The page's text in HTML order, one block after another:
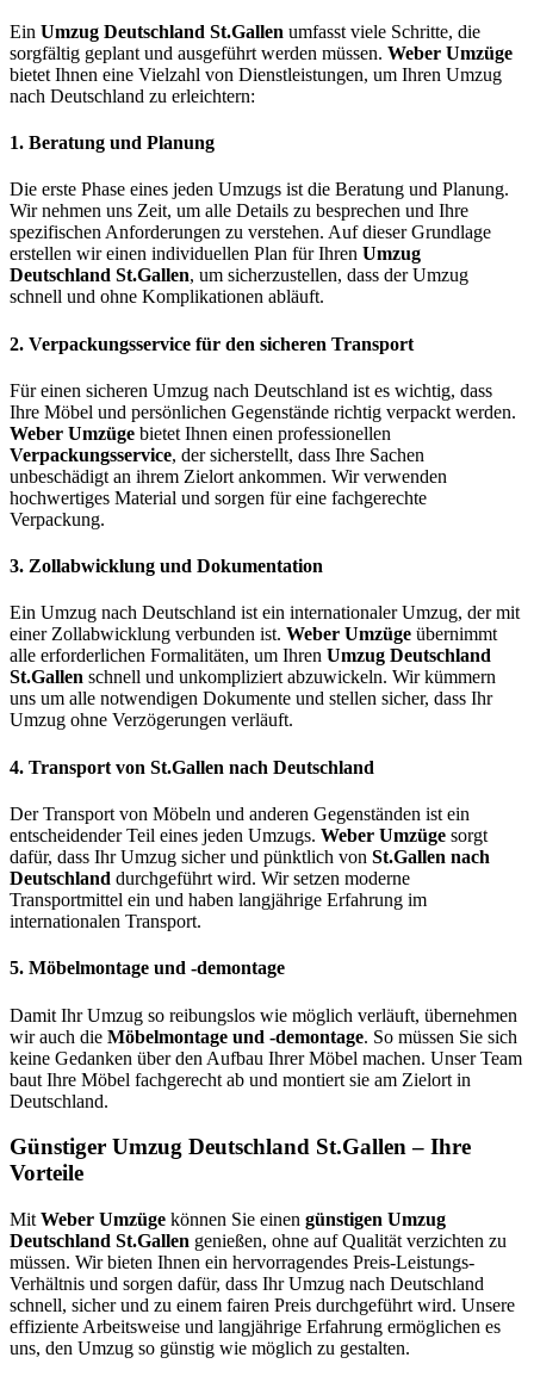
Ein Umzug Deutschland St.Gallen umfasst viele Schritte, die
sorgfältig geplant und ausgeführt werden müssen. Weber Umzüge
bietet Ihnen eine Vielzahl von Dienstleistungen, um Ihren Umzug
nach Deutschland zu erleichtern:
1. Beratung und Planung
Die erste Phase eines jeden Umzugs ist die Beratung und Planung.
Wir nehmen uns Zeit, um alle Details zu besprechen und Ihre
spezifischen Anforderungen zu verstehen. Auf dieser Grundlage
erstellen wir einen individuellen Plan für Ihren Umzug
Deutschland St.Gallen, um sicherzustellen, dass der Umzug
schnell und ohne Komplikationen abläuft.
2. Verpackungsservice für den sicheren Transport
Für einen sicheren Umzug nach Deutschland ist es wichtig, dass
Ihre Möbel und persönlichen Gegenstände richtig verpackt werden.
Weber Umzüge bietet Ihnen einen professionellen
Verpackungsservice, der sicherstellt, dass Ihre Sachen
unbeschädigt an ihrem Zielort ankommen. Wir verwenden
hochwertiges Material und sorgen für eine fachgerechte
Verpackung.
3. Zollabwicklung und Dokumentation
Ein Umzug nach Deutschland ist ein internationaler Umzug, der mit
einer Zollabwicklung verbunden ist. Weber Umzüge übernimmt
alle erforderlichen Formalitäten, um Ihren Umzug Deutschland
St.Gallen schnell und unkompliziert abzuwickeln. Wir kümmern
uns um alle notwendigen Dokumente und stellen sicher, dass Ihr
Umzug ohne Verzögerungen verläuft.
4. Transport von St.Gallen nach Deutschland
Der Transport von Möbeln und anderen Gegenständen ist ein
entscheidender Teil eines jeden Umzugs. Weber Umzüge sorgt
dafür, dass Ihr Umzug sicher und pünktlich von St.Gallen nach
Deutschland durchgeführt wird. Wir setzen moderne
Transportmittel ein und haben langjährige Erfahrung im
internationalen Transport.
5. Möbelmontage und -demontage
Damit Ihr Umzug so reibungslos wie möglich verläuft, übernehmen
wir auch die Möbelmontage und -demontage. So müssen Sie sich
keine Gedanken über den Aufbau Ihrer Möbel machen. Unser Team
baut Ihre Möbel fachgerecht ab und montiert sie am Zielort in
Deutschland.
Günstiger Umzug Deutschland St.Gallen – Ihre
Vorteile
Mit Weber Umzüge können Sie einen günstigen Umzug
Deutschland St.Gallen genießen, ohne auf Qualität verzichten zu
müssen. Wir bieten Ihnen ein hervorragendes Preis-Leistungs-
Verhältnis und sorgen dafür, dass Ihr Umzug nach Deutschland
schnell, sicher und zu einem fairen Preis durchgeführt wird. Unsere
effiziente Arbeitsweise und langjährige Erfahrung ermöglichen es
uns, den Umzug so günstig wie möglich zu gestalten.